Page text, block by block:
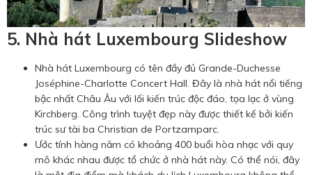
5. Nhà hát Luxembourg Slideshow
Nhà hát Luxembourg có tên đầy đủ Grande-Duchesse
Joséphine-Charlotte Concert Hall. Đây là nhà hát nổi tiếng
bậc nhất Châu Âu với lối kiến trúc độc đáo, tọa lạc ở vùng
Kirchberg. Công trình tuyệt đẹp này được thiết kế bởi kiến
trúc sư tài ba Christian de Portzamparc.
Ước tính hàng năm có khoảng 400 buổi hòa nhạc với quy
mô khác nhau được tổ chức ở nhà hát này. Có thể nói, đây